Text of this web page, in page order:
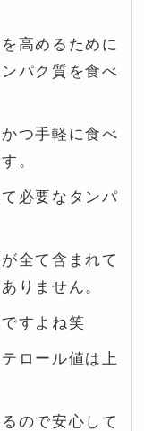
高めるために
パク質を食べ
つ手軽に食べ
。
必要なタンパ
全て含まれて
りません。
すよね笑
ロール値は上
ので安心して